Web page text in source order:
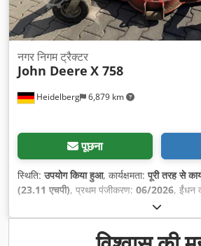
Heidelberg 6,879 km
नगर निगम ट्रैक्टर
John Deere X 758
पूछना
स्थिति:उपयोग किया हुआ, कार्यक्षमता:पूरी तरह से
(23.11 एचपी), प्रथम पंजीकरण: 06/2026, ईंधन
गाड़ी का पंजीकरण,